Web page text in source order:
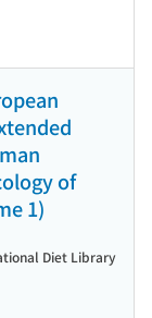
of
1)
Diet Library